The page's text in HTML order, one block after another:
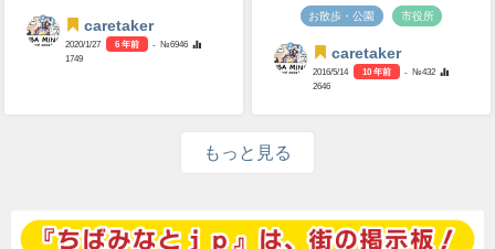
caretaker
2020/1/27 6 年前
- №6946
1749
お散歩・公園 市役所
caretaker
2016/5/14 10 年前
- №432
2646
もっと見る